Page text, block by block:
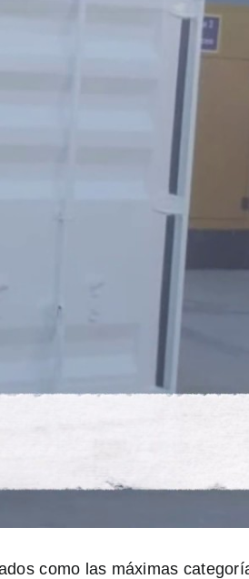
como las máximas